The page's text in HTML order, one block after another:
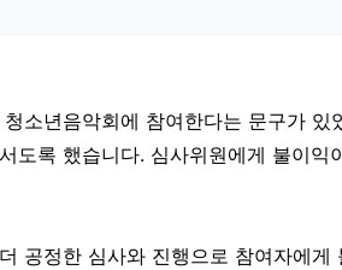
소년음악회에 참여한다는 문구가 있
록 했습니다. 심사위원에게 불이익
공정한 심사와 진행으로 참여자에게